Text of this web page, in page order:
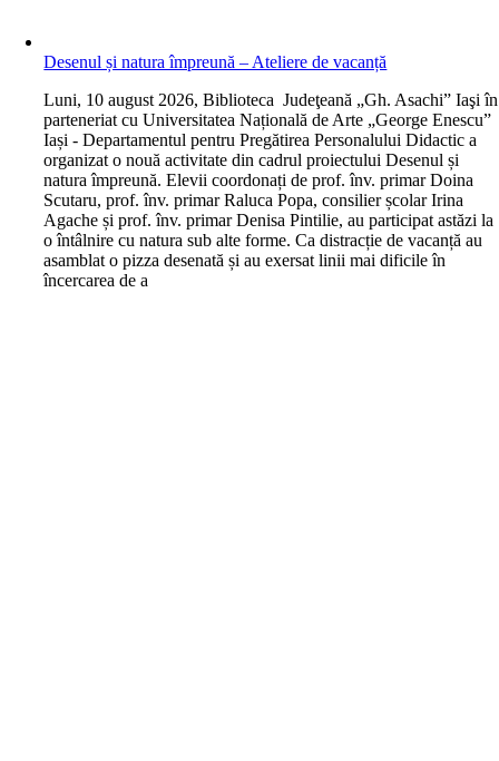
Desenul și natura împreună – Ateliere de vacanță
Luni, 10 august 2026, Biblioteca Judeţeană „Gh. Asachi” Iaşi în
parteneriat cu Universitatea Națională de Arte „George Enescu”
Iași - Departamentul pentru Pregătirea Personalului Didactic a
organizat o nouă activitate din cadrul proiectului Desenul și
natura împreună. Elevii coordonați de prof. înv. primar Doina
Scutaru, prof. înv. primar Raluca Popa, consilier școlar Irina
Agache și prof. înv. primar Denisa Pintilie, au participat astăzi la
o întâlnire cu natura sub alte forme. Ca distracție de vacanță au
asamblat o pizza desenată și au exersat linii mai dificile în
încercarea de a